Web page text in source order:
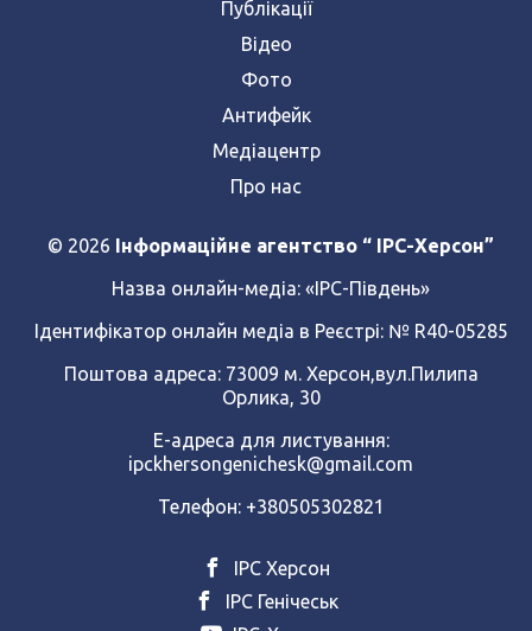
Публікації
Відео
Фото
Антифейк
Медіацентр
Про нас
© 2026 Інформаційне агентство “ IPC-Херсон”
Назва онлайн-медіа: «ІРС-Південь»
Ідентифікатор онлайн медіа в Реєстрі: № R40-05285
Поштова адреса: 73009 м. Херсон,вул.Пилипа
Орлика, 30
Е-адреса для листування:
ipckhersongenichesk@gmail.com
Телефон: +380505302821
ІРС Херсон
ІРС Генічеськ